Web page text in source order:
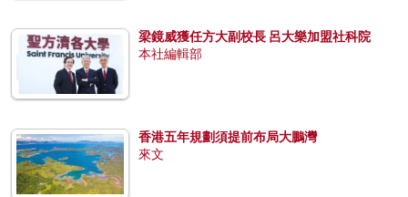
梁鏡威獲任方大副校長 呂大樂加盟社科院
本社編輯部
香港五年規劃須提前布局大鵬灣
來文